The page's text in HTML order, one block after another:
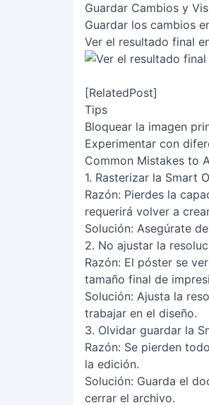
Guardar Cambios y
Guardar los cambios
Ver el resultado final
[RelatedPost]
Tips
Bloquear la imagen
Experimentar con
Common Mistakes to
1. Rasterizar la Smart
Razón: Pierdes la
requerirá volver a
Solución: Asegúrate
2. No ajustar la
Razón: El póster se
tamaño final de
Solución: Ajusta la
trabajar en el diseño.
3. Olvidar guardar la
Razón: Se pierden
la edición.
Solución: Guarda el
cerrar el archivo.